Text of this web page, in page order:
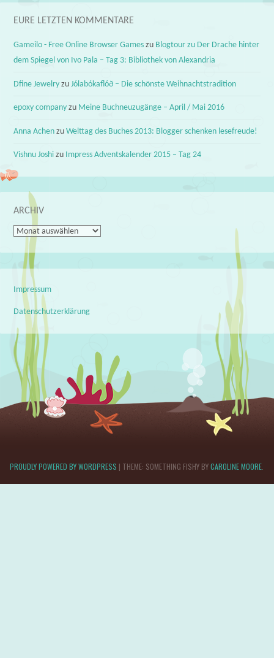
EURE LETZTEN KOMMENTARE
Gameilo - Free Online Browser Games zu Blogtour zu Der Drache hinter
dem Spiegel von Ivo Pala – Tag 3: Bibliothek von Alexandria
Dfine Jewelry zuJólabókaflóð – Die schönste Weihnachtstradition
epoxy company zu Meine Buchneuzugänge – April / Mai 2016
Anna Achen zuWelttag des Buches 2013: Blogger schenken lesefreude!
Vishnu Joshi zu Impress Adventskalender 2015 – Tag 24
ARCHIV
Archiv
Impressum
Datenschutzerklärung
PROUDLY POWERED BY WORDPRESS | THEME: SOMETHING FISHY BYCAROLINE MOORE